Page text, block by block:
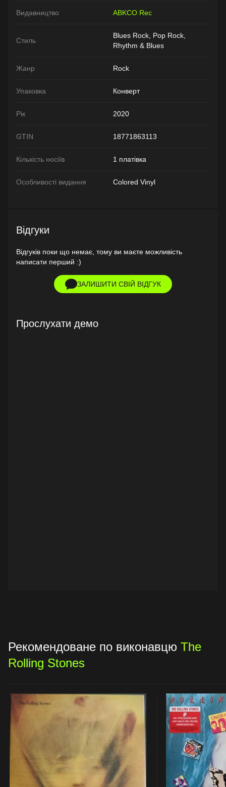
Видавництво ABKCO Rec
Стиль
Blues Rock, Pop Rock,
Rhythm & Blues
Жанр Rock
Упаковка Конверт
Рік 2020
GTIN 18771863113
Кількість носіїв 1 платівка
Особливості видання Colored Vinyl
Відгуки
Відгуків поки що немає, тому ви маєте можливість
написати перший :)
ЗАЛИШИТИ СВІЙ ВІДГУК
Прослухати демо
Рекомендоване по виконавцю The
Rolling Stones